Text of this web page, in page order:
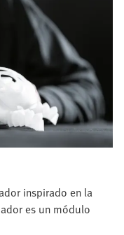
inspirado en la
es un módulo